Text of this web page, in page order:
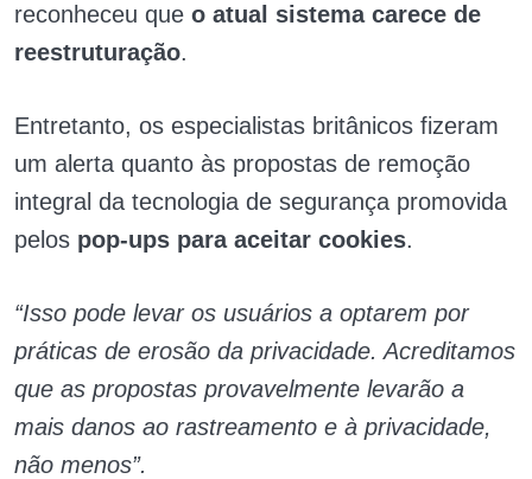
reconheceu que o atual sistema carece de
reestruturação.
Entretanto, os especialistas britânicos fizeram
um alerta quanto às propostas de remoção
integral da tecnologia de segurança promovida
pelos pop-ups para aceitar cookies.
“Isso pode levar os usuários a optarem por
práticas de erosão da privacidade. Acreditamos
que as propostas provavelmente levarão a
mais danos ao rastreamento e à privacidade,
não menos”.